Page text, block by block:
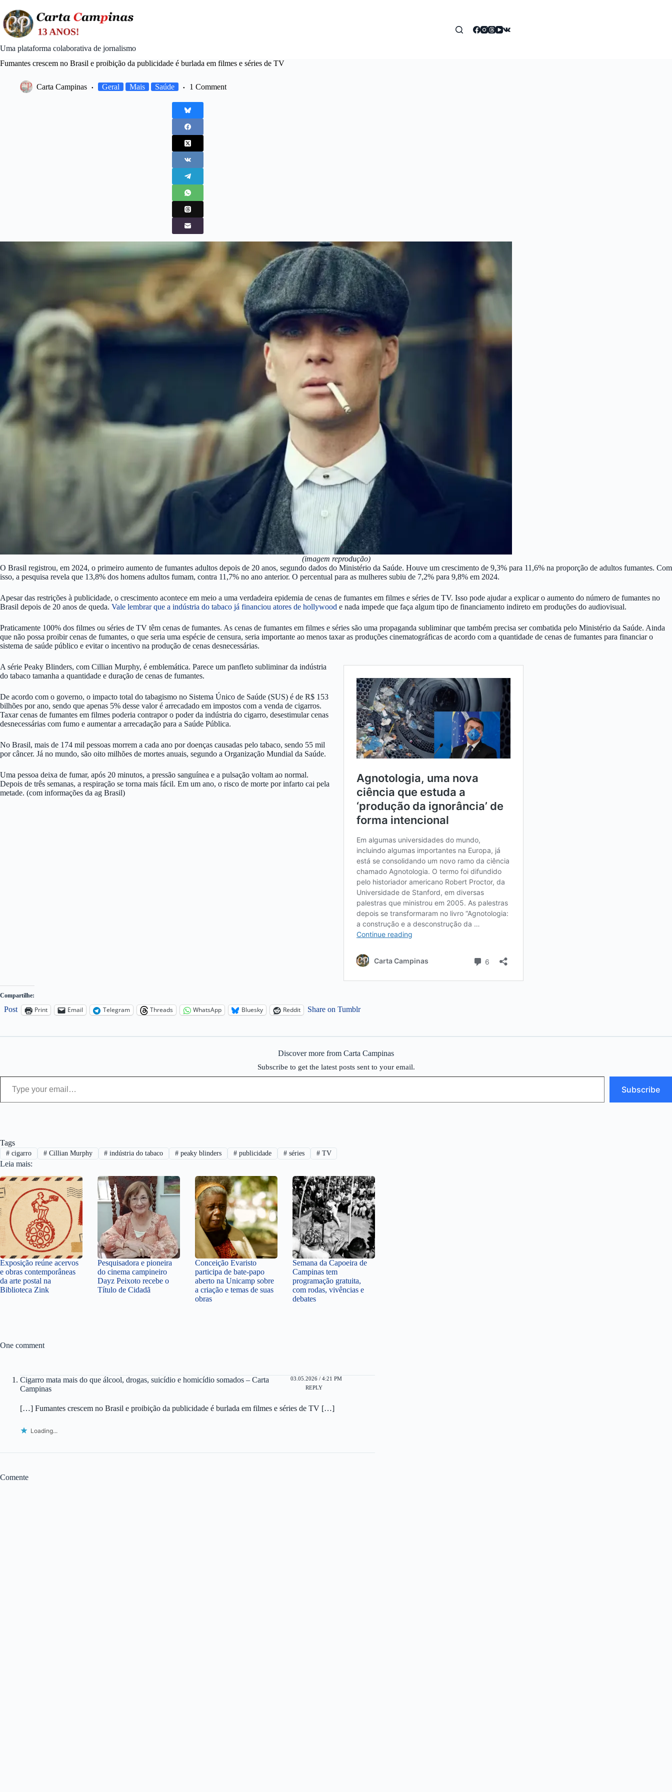
content
Uma plataforma colaborativa de jornalismo
Fumantes crescem no Brasil e proibição da publicidade é burlada em filmes e séries de TV
Carta Campinas Geral Mais Saúde 1 Comment
(imagem reprodução)
O Brasil registrou, em 2024, o primeiro aumento de fumantes adultos depois de 20 anos, segundo dados do Ministério da Saúde. Houve um crescimento de 9,3% para 11,6% na proporção de adultos fumantes. Com
isso, a pesquisa revela que 13,8% dos homens adultos fumam, contra 11,7% no ano anterior. O percentual para as mulheres subiu de 7,2% para 9,8% em 2024.
Apesar das restrições à publicidade, o crescimento acontece em meio a uma verdadeira epidemia de cenas de fumantes em filmes e séries de TV. Isso pode ajudar a explicar o aumento do número de fumantes no
Brasil depois de 20 anos de queda. Vale lembrar que a indústria do tabaco já financiou atores de hollywood e nada impede que faça algum tipo de financiamento indireto em produções do audiovisual.
Praticamente 100% dos filmes ou séries de TV têm cenas de fumantes. As cenas de fumantes em filmes e séries são uma propaganda subliminar que também precisa ser combatida pelo Ministério da Saúde. Ainda
que não possa proibir cenas de fumantes, o que seria uma espécie de censura, seria importante ao menos taxar as produções cinematográficas de acordo com a quantidade de cenas de fumantes para financiar o
sistema de saúde público e evitar o incentivo na produção de cenas desnecessárias.
A série Peaky Blinders, com Cillian Murphy, é emblemática. Parece um panfleto subliminar da indústria
do tabaco tamanha a quantidade e duração de cenas de fumantes.
De acordo com o governo, o impacto total do tabagismo no Sistema Único de Saúde (SUS) é de R$ 153
bilhões por ano, sendo que apenas 5% desse valor é arrecadado em impostos com a venda de cigarros.
Taxar cenas de fumantes em filmes poderia contrapor o poder da indústria do cigarro, desestimular cenas
desnecessárias com fumo e aumentar a arrecadação para a Saúde Pública.
No Brasil, mais de 174 mil pessoas morrem a cada ano por doenças causadas pelo tabaco, sendo 55 mil
por câncer. Já no mundo, são oito milhões de mortes anuais, segundo a Organização Mundial da Saúde.
Uma pessoa deixa de fumar, após 20 minutos, a pressão sanguínea e a pulsação voltam ao normal.
Depois de três semanas, a respiração se torna mais fácil. Em um ano, o risco de morte por infarto cai pela
metade. (com informações da ag Brasil)
Compartilhe:
Post Print Email Telegram Threads WhatsApp Bluesky Reddit Share on Tumblr
Discover more from Carta Campinas
Subscribe to get the latest posts sent to your email.
Type your email…
Subscribe
Tags
#cigarro #Cillian Murphy # indústria do tabaco # peaky blinders # publicidade #séries #TV
Leia mais:
Exposição reúne acervos
e obras contemporâneas
da arte postal na
Biblioteca Zink
Pesquisadora e pioneira
do cinema campineiro
Dayz Peixoto recebe o
Título de Cidadã
Conceição Evaristo
participa de bate-papo
aberto na Unicamp sobre
a criação e temas de suas
obras
Semana da Capoeira de
Campinas tem
programação gratuita,
com rodas, vivências e
debates
One comment
Cigarro mata mais do que álcool, drogas, suicídio e homicídio somados – Carta
Campinas
03.05.2026 / 4:21 PM
REPLY
[…] Fumantes crescem no Brasil e proibição da publicidade é burlada em filmes e séries de TV […]
Loading...
Comente